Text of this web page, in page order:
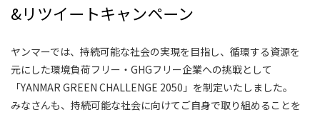
&リツイートキャンペーン
ヤンマーでは、持続可能な社会の実現を目指し、循環する資源を
元にした環境負荷フリー・GHGフリー企業への挑戦として
「YANMAR GREEN CHALLENGE 2050」を制定いたしました。
みなさんも、持続可能な社会に向けてご自身で取り組めることを